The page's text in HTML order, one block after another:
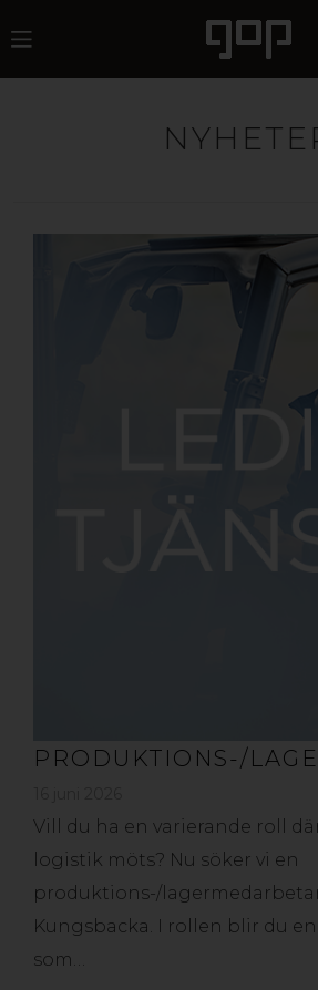
PRODUKTIONS-/
Vill du ha en varierande roll
logistik möts? Nu söker vi en
produktions-/
Kungsbacka. I rollen blir du
som…